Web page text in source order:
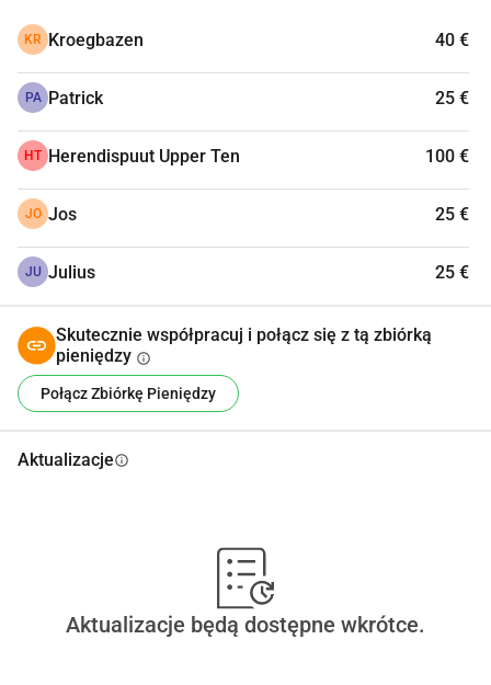
mogą pomóc nam w organizacji kolacji.
Ostatecznie zebrana kwota zostanie przekazana fundacji
Movember. Czekamy na udany wieczór i mamy nadzieję, że
będziemy mogli przekazać znaczną sumę.
KR Kroegbazen 40 €
PA Patrick 25 €
HT Herendispuut Upper Ten 100 €
JO Jos 25 €
JU Julius 25 €
Skutecznie współpracuj i połącz się z tą zbiórką
pieniędzy info
Połącz Zbiórkę Pieniędzy
Aktualizacjeinfo
Aktualizacje będą dostępne wkrótce.